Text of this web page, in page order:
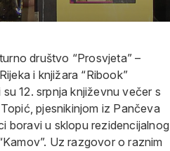
društvo “Prosvjeta” –
i knjižara “Ribook”
su 12. srpnja književnu večer s
pjesnikinjom iz Pančeva
boravi u sklopu rezidencijalnog
Uz razgovor o raznim